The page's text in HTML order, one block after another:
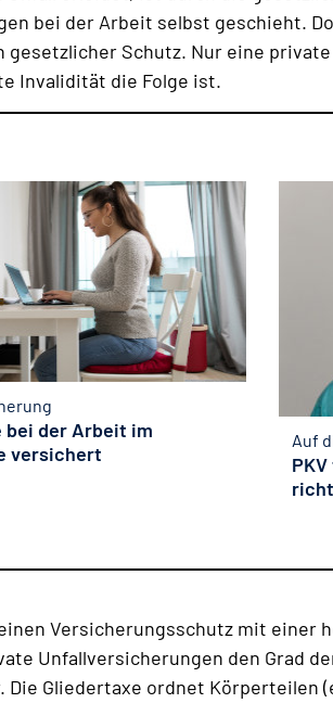
bei der Arbeit selbst geschieht.
Schutz. Nur eine
Invalidität die Folge ist.
bei der Arbeit im
versichert
Auf
Versicherungsschutz mit einer
Unfallversicherungen den Grad
Gliedertaxe ordnet Körperteilen